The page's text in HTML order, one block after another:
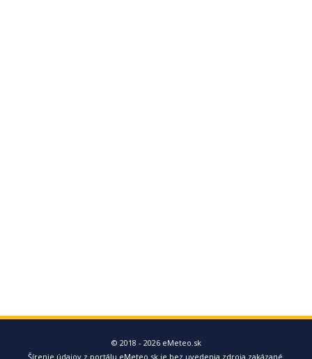
© 2018 - 2026 eMeteo.sk
Šírenie údajov z portálu eMeteo.sk je bez uvedenia zdroja zakázané.